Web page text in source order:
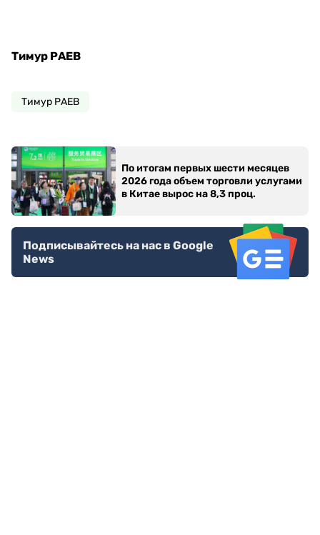
Тимур РАЕВ
Тимур РАЕВ
По итогам первых шести месяцев
2026 года объем торговли услугами
в Китае вырос на 8,3 проц.
Подписывайтесь на нас в Google
News